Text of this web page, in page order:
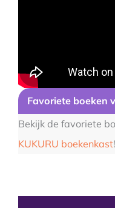
Favoriete boeken
Bekijk de favoriete
KUKURU boekenkast!